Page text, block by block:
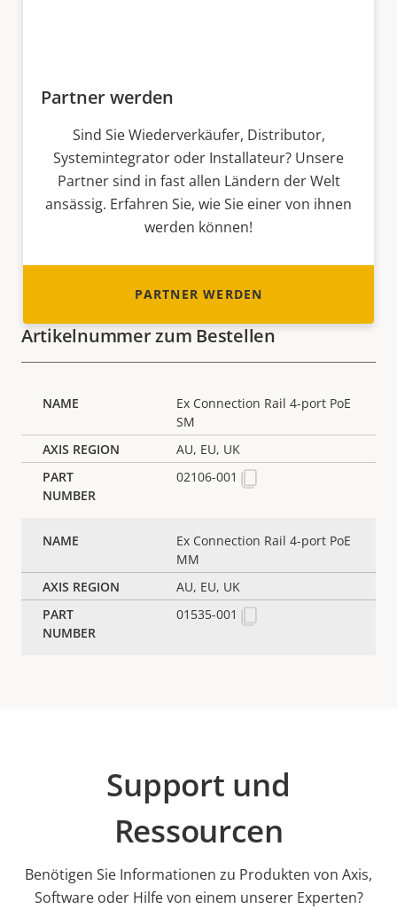
Partner werden
Sind Sie Wiederverkäufer, Distributor,
Systemintegrator oder Installateur? Unsere
Partner sind in fast allen Ländern der Welt
ansässig. Erfahren Sie, wie Sie einer von ihnen
werden können!
PARTNER WERDEN
Artikelnummer zum Bestellen
Ex Connection Rail 4-port PoE
SM
AU, EU, UK
02106-001
Ex Connection Rail 4-port PoE
MM
AU, EU, UK
01535-001
Support und
Ressourcen
Benötigen Sie Informationen zu Produkten von Axis,
Software oder Hilfe von einem unserer Experten?